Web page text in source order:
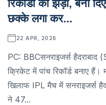
रिकॉर्डों की झड़ी, बना
छक्के लगा कर...
22 APR, 2026
PC: BBCसनराइजर्स
क्रिकेट में पांच रिकॉर्ड बनाए
खिलाफ IPL मैच में सनराइजर्स
ने 47...